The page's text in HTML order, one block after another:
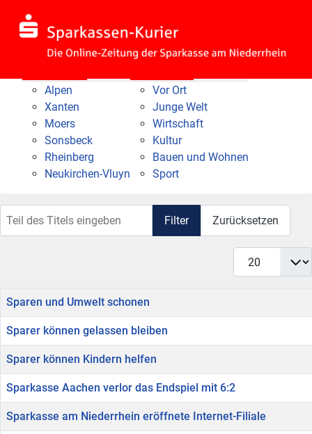
Alpen
Xanten
Moers
Sonsbeck
Rheinberg
Neukirchen-Vluyn
Vor Ort
Junge Welt
Wirtschaft
Kultur
Bauen und Wohnen
Sport
Filter Zurücksetzen
Anzeige #
Titel
Sparen und Umwelt schonen
Sparer können gelassen bleiben
Sparer können Kindern helfen
Sparkasse Aachen verlor das Endspiel mit 6:2
Sparkasse am Niederrhein eröffnete Internet-Filiale